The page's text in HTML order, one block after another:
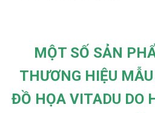
MỘT SỐ SẢN
THƯƠNG HIỆU
ĐỒ HỌA VITADU DO